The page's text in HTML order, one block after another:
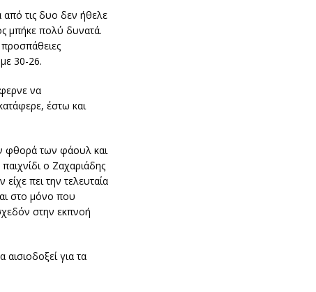
από τις δυο δεν ήθελε
μπήκε πολύ δυνατά.
30-26.
να
έστω και
φθορά των φάουλ και
ο Ζαχαριάδης
πει την τελευταία
στο μόνο που
στην εκπνοή
για τα